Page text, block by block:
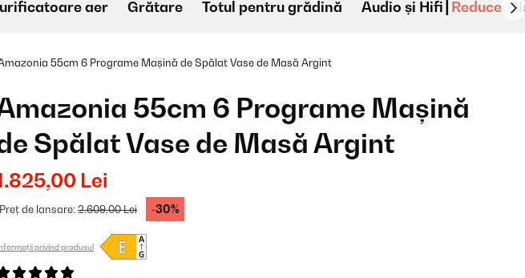
aer Grătare Totul pentru grădină Audio și Hifi Reduceri
55cm 6 Programe Mașină de Spălat Vase de Masă Argint
55cm 6 Programe Mașină
Spălat Vase de Masă Argint
Lei
Preț de lansare:2.609,00 Lei -30%
privind produsul